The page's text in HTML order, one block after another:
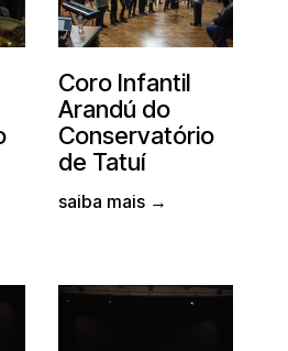
Coro Infantil
Arandú do
Conservatório
de Tatuí
saiba mais →